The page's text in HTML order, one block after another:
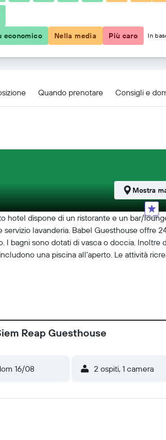
Guesthouse
Quando prenotare Consigli e
hotel dispone di un ristorante e un bar/
servizio lavanderia. Babel Guesthouse offre
I bagni sono dotati di vasca o doccia.
una piscina all'aperto. Le attività
Mostra
Reap Guesthouse
16/08 2 ospiti, 1 camera
economico Nella media Più caro In